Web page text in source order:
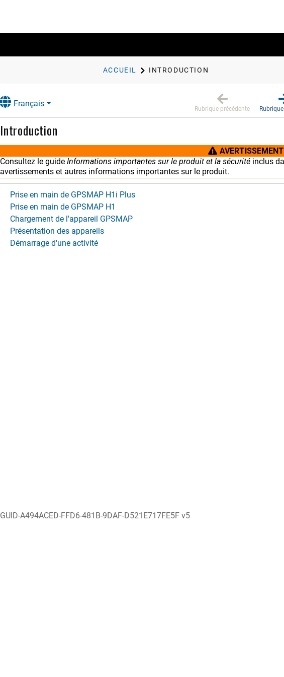
ACCUEIL INTRODUCTION
Français
Rubrique précédente
Introduction
AVERTISSEMENT
Consultez le guide Informations importantes sur le produit et la sécurité inclus
avertissements et autres informations importantes sur le produit.
Prise en main de GPSMAP H1i Plus
Prise en main de GPSMAP H1
Chargement de l'appareil GPSMAP
Présentation des appareils
Démarrage d'une activité
GUID-A494ACED-FFD6-481B-9DAF-D521E717FE5F v5